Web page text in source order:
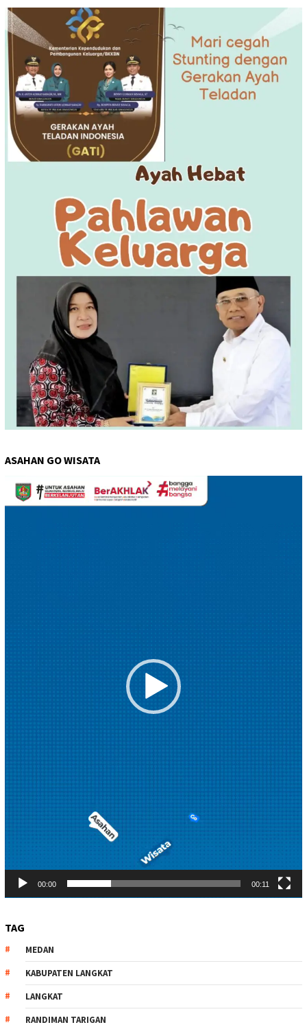
ASAHAN GO WISATA
Pemutar
Video
00:00 00:11
TAG
MEDAN
KABUPATEN LANGKAT
LANGKAT
RANDIMAN TARIGAN